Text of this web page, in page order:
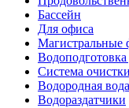
Бассейн
Для офиса
Магистральные
Система
Водородная вода
Водораздатчики